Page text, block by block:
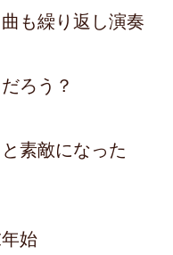
も繰り返し演奏
ろう？
素敵になった
始